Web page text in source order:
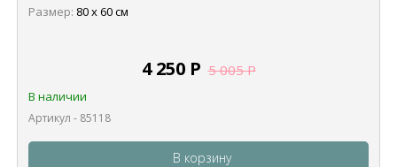
Размер: 80 х 60 см
4 250 Р 5 005Р
В наличии
Артикул - 85118
В корзину